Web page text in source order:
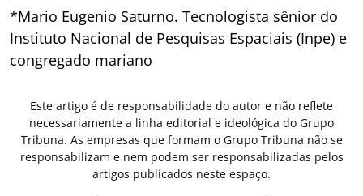
*Mario Eugenio Saturno. Tecnologista sênior do
Instituto Nacional de Pesquisas Espaciais (Inpe) e
congregado mariano
Este artigo é de responsabilidade do autor e não reflete
necessariamente a linha editorial e ideológica do Grupo
Tribuna. As empresas que formam o Grupo Tribuna não se
responsabilizam e nem podem ser responsabilizadas pelos
artigos publicados neste espaço.